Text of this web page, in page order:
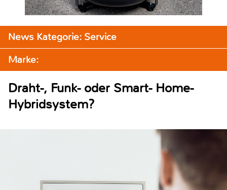
News Kategorie: Service
Marke:
Draht-, Funk- oder Smart- Home-
Hybridsystem?